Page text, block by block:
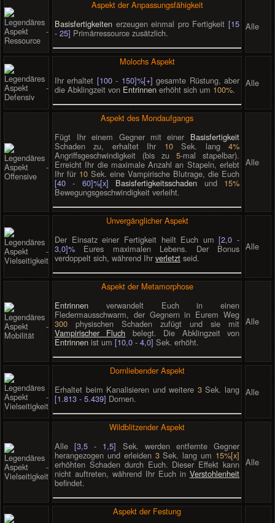
Aspekt der Anpassungsfähigkeit
Basisfertigkeiten erzeugen einmal pro Fertigkeit [15
- 25] Primärressource zusätzlich.
Alle
Molochs Aspekt
Ihr erhaltet [100 - 150]%[+] gesamte Rüstung, aber
die Abklingzeit von Entrinnenerhöht sich um 100%.
Alle
Aspekt des Mondaufgangs
Fügt Ihr einem Gegner mit einer Basisfertigkeit
Schaden zu, erhaltet Ihr 10Sek. lang4%
Angriffsgeschwindigkeit (bis zu 5-mal stapelbar).
Erreicht Ihr die maximale Anzahl an Stapeln, erlebt
Ihr für 10 Sek. eine Vampirische Blutrage, die Euch
[40 - 60]%[x] Basisfertigkeitsschaden und 15%
Bewegungsgeschwindigkeit verleiht.
Alle
Unvergänglicher Aspekt
Der Einsatz einer Fertigkeit heilt Euch um[2,0 -
3,0]% Eures maximalen Lebens. Der Bonus
verdoppelt sich, während Ihrverletzt seid.
Alle
Aspekt der Metamorphose
Entrinnen verwandelt Euch in einen
Fledermausschwarm, der Gegnern in Eurem Weg
300 physischen Schaden zufügt und sie mit
Vampirischer Fluch belegt. Die Abklingzeit von
Entrinnen ist um[10,0 - 4,0] Sek. erhöht.
Alle
Dornliebender Aspekt
Erhaltet beim Kanalisieren und weitere 3Sek. lang
[1.813 - 5.439] Dornen.
Alle
Wildblitzender Aspekt
Alle[3,5 - 1,5] Sek. werden entfernte Gegner
herangezogen und erleiden 3Sek. lang um 15%[x]
erhöhten Schaden durch Euch. Dieser Effekt kann
nicht auftreten, während Ihr Euch in Verstohlenheit
befindet.
Alle
Aspekt der Festung